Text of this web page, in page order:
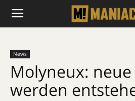
News
Molyneux: neue
werden